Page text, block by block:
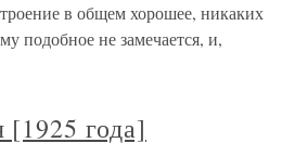
в общем хорошее, никаких
подобное не замечается, и,
[1925 года]